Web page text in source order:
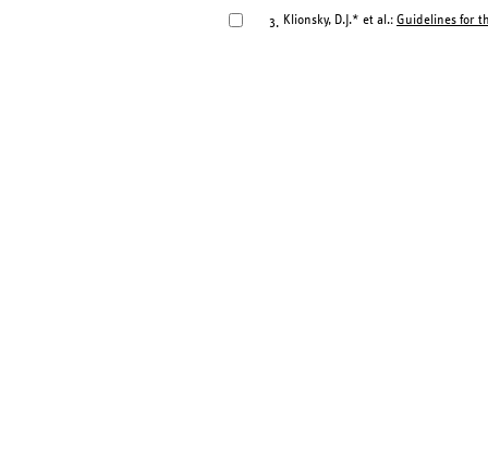
3. Klionsky, D.J.* et al.: Guidelines for